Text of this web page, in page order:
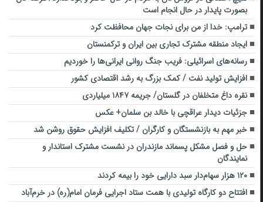
بصورت پایدار در حال انجام است
ترامپ: خدا از من برای نجات جهان محافظت کرد
ایجاد منطقه مشترک تجاری بین ایران و ترکمنستان
رسانه‌های اسرائیلی: فریب جنگ روانی ایرانی‌ها را خوردیم
افزایش تولید نفت / کمک بزرگ به رشد اقتصادی کشور
نقره داغ متخلفان در گلستان/ جریمه ۱۸۴۷ میلیاردی
جزئیات دیدار عراقچی با خالد بن سلمان+ عکس
خبر مهم به بازنشستگان و کارگران / تکلیف افزایش حقوق روشن شد
حل و فصل مشکل پسماند مازندران در نشست مشترک استاندار و
نمایندگان
۱۲۰ هزار سهام‌دار سبد دارایی خود را بیمه کردند
افتتاح دو کارگاه تولیدی با همت ستاد اجرایی فرمان امام(ره) در خرم‌آباد